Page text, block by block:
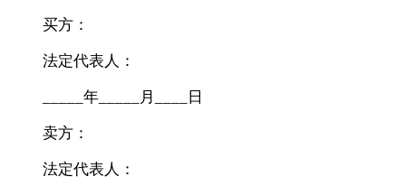
买方：
法定代表人：
_____年_____月____日
卖方：
法定代表人：